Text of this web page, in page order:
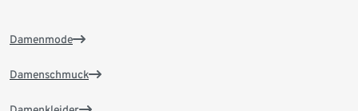
Damenmode
Damenschmuck